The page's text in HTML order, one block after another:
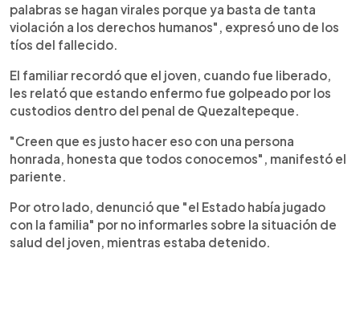
palabras se hagan virales porque ya basta de tanta
violación a los derechos humanos", expresó uno de los
tíos del fallecido.
El familiar recordó que el joven, cuando fue liberado,
les relató que estando enfermo fue golpeado por los
custodios dentro del penal de Quezaltepeque.
"Creen que es justo hacer eso con una persona
honrada, honesta que todos conocemos", manifestó el
pariente.
Por otro lado, denunció que "el Estado había jugado
con la familia" por no informarles sobre la situación de
salud del joven, mientras estaba detenido.